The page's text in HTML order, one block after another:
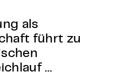
als
führt zu
…